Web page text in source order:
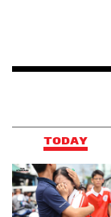
TODAY